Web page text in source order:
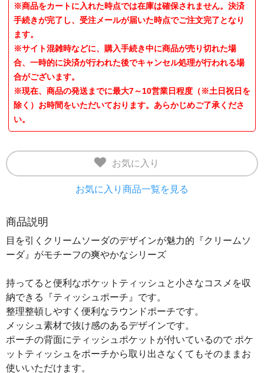
※商品をカートに入れた時点では在庫は確保されません。決済
手続きが完了し、受注メールが届いた時点でご注文完了となり
ます。
※サイト混雑時などに、購入手続き中に商品が売り切れた場
合、一時的に決済が行われた後でキャンセル処理が行われる場
合がございます。
※現在、商品の発送までに最大7～10営業日程度（※土日祝日を
除く）お時間をいただいております。あらかじめご了承くださ
い。
お気に入り
お気に入り商品一覧を見る
商品説明
目を引くクリームソーダのデザインが魅力的『クリームソ
ーダ』がモチーフの爽やかなシリーズ
持ってると便利なポケットティッシュと小さなコスメを収
納できる『ティッシュポーチ』です。
整理整頓しやすく便利なラウンドポーチです。
メッシュ素材で抜け感のあるデザインです。
ポーチの背面にティッシュポケットが付いているので ポケ
ットティッシュをポーチから取り出さなくてもそのままお
使いいただけます。